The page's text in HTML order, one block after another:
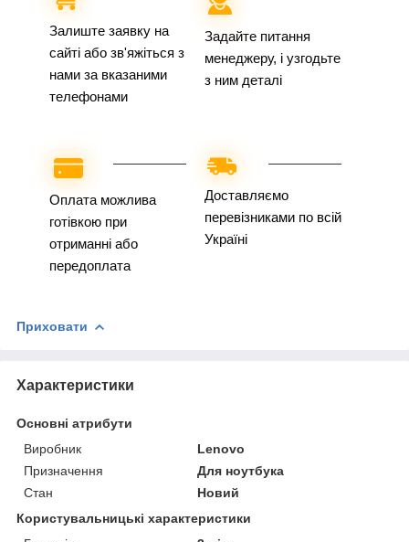
Залиште заявку на
сайті або зв'яжіться з
нами за вказаними
телефонами
Задайте питання
менеджеру, і узгодьте
з ним деталі
Оплата можлива
готівкою при
отриманні або
передоплата
Доставляємо
перевізниками по всій
Україні
Приховати
Характеристики
Основні атрибути
Виробник
Lenovo
Призначення
Для ноутбука
Стан
Новий
Користувальницькі характеристики